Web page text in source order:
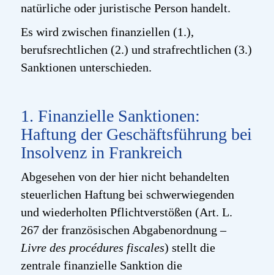
natürliche oder juristische Person handelt.
Es wird zwischen finanziellen (1.),
berufsrechtlichen (2.) und strafrechtlichen (3.)
Sanktionen unterschieden.
1. Finanzielle Sanktionen:
Haftung der Geschäftsführung bei
Insolvenz in Frankreich
Abgesehen von der hier nicht behandelten
steuerlichen Haftung bei schwerwiegenden
und wiederholten Pflichtverstößen (Art. L.
267 der französischen Abgabenordnung–
Livre des procédures fiscales) stellt die
zentrale finanzielle Sanktion die